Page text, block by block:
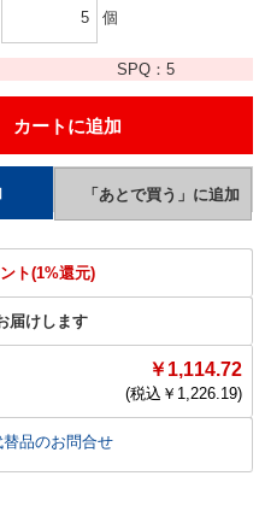
個
SPQ： 5
ト(1%還元)
届けします
￥1,114.72
(税込￥ 1,226.19)
品のお問合せ